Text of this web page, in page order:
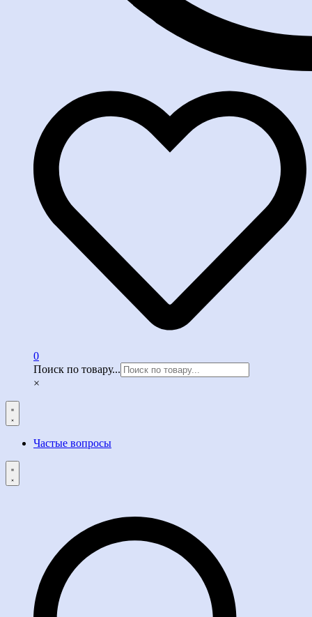
0
Поиск по товару...
×
Частые вопросы